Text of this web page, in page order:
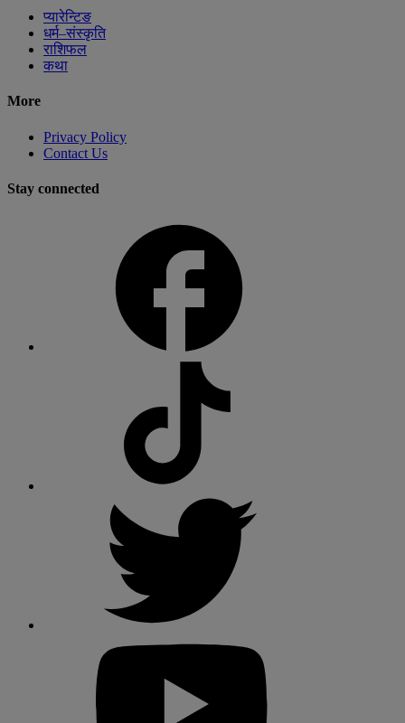
प्यारेन्टिङ
धर्म–संस्कृति
राशिफल
कथा
More
Privacy Policy
Contact Us
Stay connected